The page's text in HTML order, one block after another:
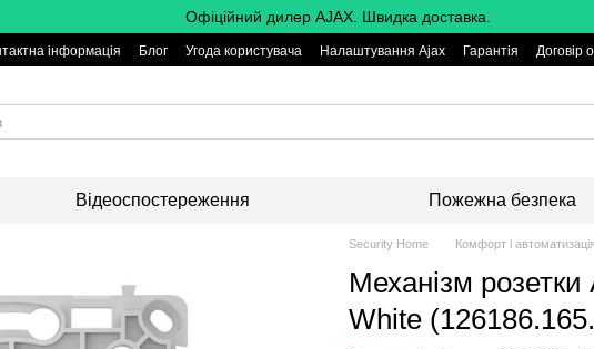
Офіційний дилер AJAX. Швидка доставка.
інформація Блог Угода користувача Налаштування Ajax Гарантія Договір
Відеоспостереження Пожежна безпека
Security Home Комфорт і автоматизація
Механізм
White